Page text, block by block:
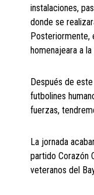
instalaciones,
donde se
Posteriormente,
homenajeara a
Después de
futbolines
fuerzas,
La jornada
partido Corazón
veteranos del